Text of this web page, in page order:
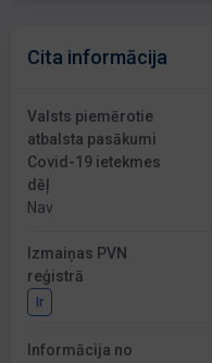
Cita informācija
Valsts piemērotie
atbalsta pasākumi
Covid-19 ietekmes
dēļ
Nav
Izmaiņas PVN
reģistrā
Ir
Informācija no